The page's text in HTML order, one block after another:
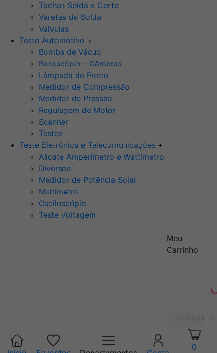
Tochas Solda e Corte
Varetas de Solda
Válvulas
Teste Automotivo +
Bomba de Vácuo
Boroscópio - Câmeras
Lâmpada de Ponto
Medidor de Compressão
Medidor de Pressão
Regulagem de Motor
Scanner
Testes
Teste Eletrônica e Telecomunicações +
Alicate Amperímetro e Wattímetro
Diversos
Medidor de Potência Solar
Multímetro
Osciloscópio
Teste Voltagem
Meu
Carrinho
0